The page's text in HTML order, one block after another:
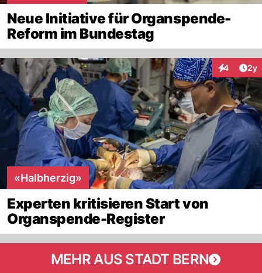
Neue Initiative für Organspende-
Reform im Bundestag
4 2y
«Halbherzig»
Experten kritisieren Start von
Organspende-Register
MEHR AUS STADT BERN